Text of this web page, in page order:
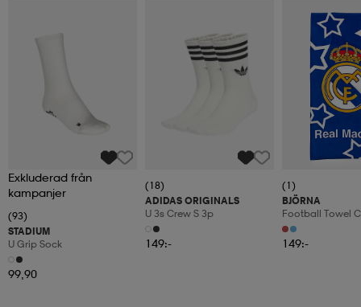
Exkluderad från
kampanjer
(93)
STADIUM
U Grip Sock
99,90
(18)
ADIDAS ORIGINALS
U 3s Crew S 3p
149:-
(1)
BJÖRNA
Football Towel
149:-